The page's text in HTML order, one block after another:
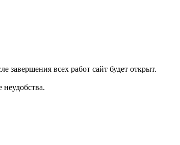
завершения всех работ сайт будет открыт.